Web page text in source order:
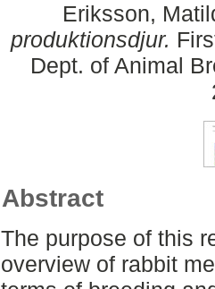
Eriksson,
produktionsdjur.
Dept. of Animal
Abstract
The purpose of this
overview of rabbit